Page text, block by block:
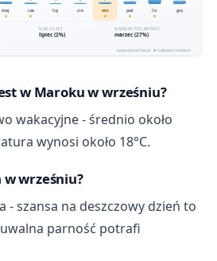
w Maroku w wrześniu?
wakacyjne - średnio około
wynosi około 18°C.
w wrześniu?
- szansa na deszczowy dzień to
parność potrafi